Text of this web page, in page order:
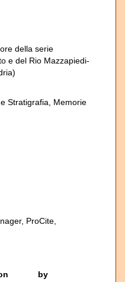
della serie
e del Rio Mazzapiedi-
Stratigrafia, Memorie
ProCite,
by